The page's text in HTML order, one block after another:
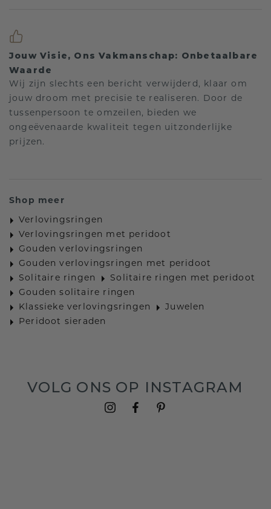
Jouw Visie, Ons Vakmanschap: Onbetaalbare
Waarde
Wij zijn slechts een bericht verwijderd, klaar om
jouw droom met precisie te realiseren. Door de
tussenpersoon te omzeilen, bieden we
ongeëvenaarde kwaliteit tegen uitzonderlijke
prijzen.
Shop meer
Verlovingsringen
Verlovingsringen met peridoot
Gouden verlovingsringen
Gouden verlovingsringen met peridoot
Solitaire ringen
Solitaire ringen met peridoot
Gouden solitaire ringen
Klassieke verlovingsringen
Juwelen
Peridoot sieraden
VOLG ONS OP INSTAGRAM